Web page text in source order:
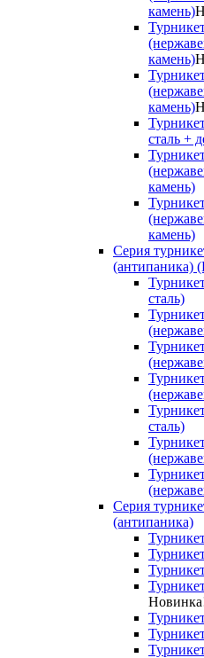
камень)
камень)
камень)
сталь +
камень)
камень)
Серия
(антипаника)
сталь)
сталь)
Серия
(антипаника)